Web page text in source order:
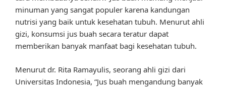
minuman yang sangat populer karena kandungan
nutrisi yang baik untuk kesehatan tubuh. Menurut ahli
gizi, konsumsi jus buah secara teratur dapat
memberikan banyak manfaat bagi kesehatan tubuh.
Menurut dr. Rita Ramayulis, seorang ahli gizi dari
Universitas Indonesia, “Jus buah mengandung banyak